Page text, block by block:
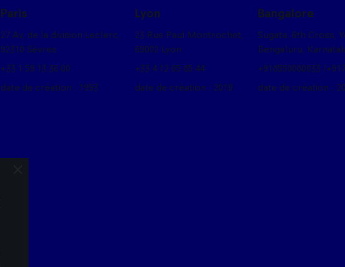
Paris
27 Av, de la division Leclerc,
92310 Sèvres
+33 1 59 13 36 00
date de création : 1993
Lyon
23 Rue Paul Montrochet,
69002 Lyon
+33 4 12 05 85 44
date de création : 2019
Bangalore
Sugata, 6th Cross,
Bengaluru,
+918550080033 /
date de création :